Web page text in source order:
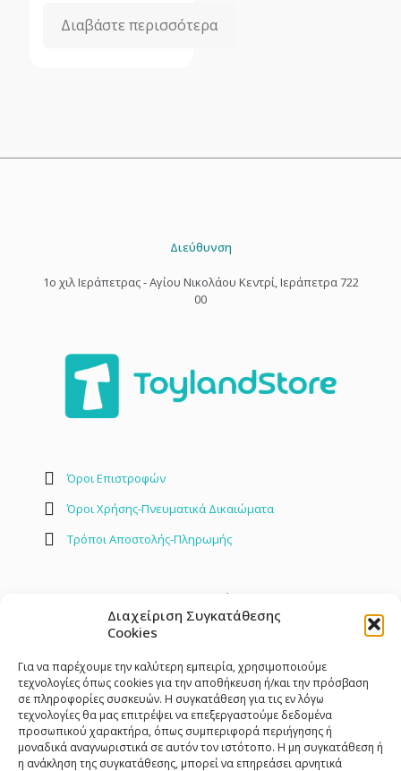
Διαχείριση Συγκατάθεσης
Cookies
Για να παρέχουμε την καλύτερη εμπειρία, χρησιμοποιούμε
τεχνολογίες όπως cookies για την αποθήκευση ή/και την πρόσβαση
σε πληροφορίες συσκευών. Η συγκατάθεση για τις εν λόγω
τεχνολογίες θα μας επιτρέψει να επεξεργαστούμε δεδομένα
προσωπικού χαρακτήρα, όπως συμπεριφορά περιήγησης ή
μοναδικά αναγνωριστικά σε αυτόν τον ιστότοπο. Η μη συγκατάθεση ή
η ανάκληση της συγκατάθεσης, μπορεί να επηρεάσει αρνητικά
Διαβάστε περισσότερα
Διεύθυνση
1o χιλ Ιεράπετρας - Αγίου Νικολάου Κεντρί, Ιεράπετρα 722
00
Όροι Επιστροφών
Όροι Χρήσης-Πνευματικά Δικαιώματα
Τρόποι Αποστολής-Πληρωμής
Επικοινωνία
info@toylandstore.gr